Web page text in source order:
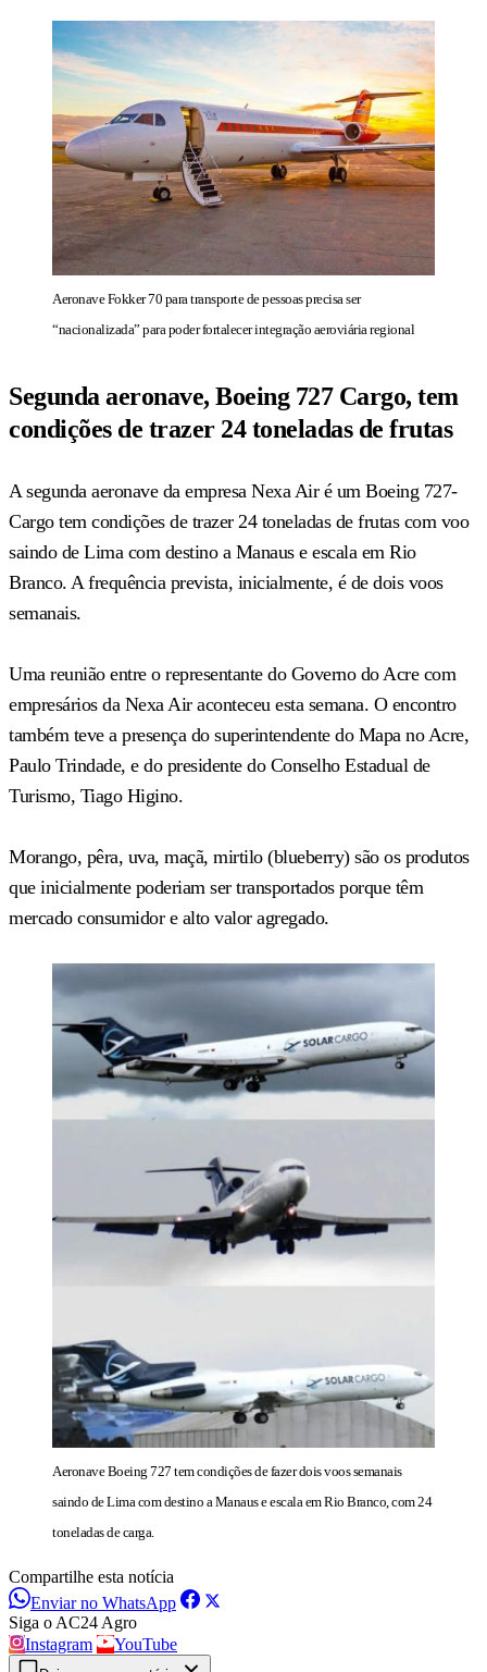
Aeronave Fokker 70 para transporte de pessoas precisa ser
“nacionalizada” para poder fortalecer integração aeroviária regional
Segunda aeronave, Boeing 727 Cargo, tem
condições de trazer 24 toneladas de frutas
A segunda aeronave da empresa Nexa Air é um Boeing 727-
Cargo tem condições de trazer 24 toneladas de frutas com voo
saindo de Lima com destino a Manaus e escala em Rio
Branco. A frequência prevista, inicialmente, é de dois voos
semanais.
Uma reunião entre o representante do Governo do Acre com
empresários da Nexa Air aconteceu esta semana. O encontro
também teve a presença do superintendente do Mapa no Acre,
Paulo Trindade, e do presidente do Conselho Estadual de
Turismo, Tiago Higino.
Morango, pêra, uva, maçã, mirtilo (blueberry) são os produtos
que inicialmente poderiam ser transportados porque têm
mercado consumidor e alto valor agregado.
Aeronave Boeing 727 tem condições de fazer dois voos semanais
saindo de Lima com destino a Manaus e escala em Rio Branco, com 24
toneladas de carga.
Compartilhe esta notícia
Enviar no WhatsApp
Siga o AC24 Agro
Instagram
YouTube